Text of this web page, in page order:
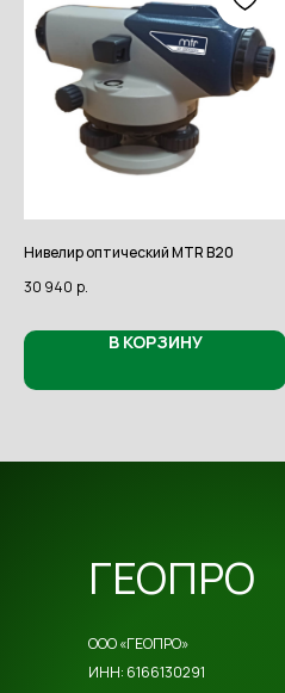
Нивелир оптический MTR B20
30 940 р.
В КОРЗИНУ
ООО «ГЕОПРО»
ИНН: 6166130291
ГЕОПРО